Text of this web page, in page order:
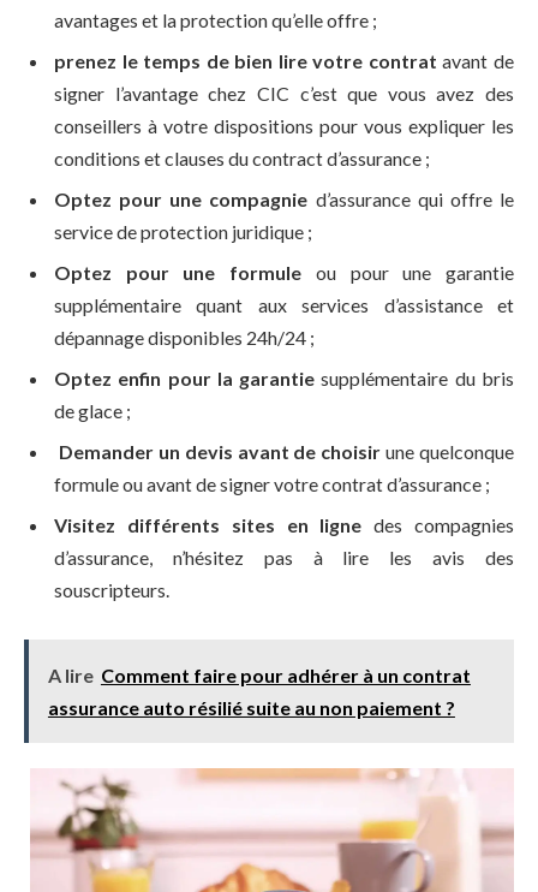
avantages et la protection qu’elle offre ;
prenez le temps de bien lire votre contratavant de
signer l’avantage chez CIC c’est que vous avez des
conseillers à votre dispositions pour vous expliquer les
conditions et clauses du contract d’assurance ;
Optez pour une compagnie d’assurance qui offre le
service de protection juridique ;
Optez pour une formule ou pour une garantie
supplémentaire quant aux services d’assistance et
dépannage disponibles 24h/24 ;
Optez enfin pour la garantie supplémentaire du bris
de glace ;
Demander un devis avant de choisir une quelconque
formule ou avant de signer votre contrat d’assurance ;
Visitez différents sites en ligne des compagnies
d’assurance, n’hésitez pas à lire les avis des
souscripteurs.
A lire Comment faire pour adhérer à un contrat
assurance auto résilié suite au non paiement ?